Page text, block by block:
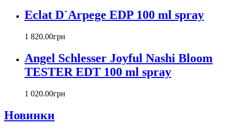
Canali
Carla Fracci
Carlos Moya
Caron
Cartier
Chanel
Charriol
Chloe
Eclat D`Arpege EDP 100 ml spray
1 820.00грн
Angel Schlesser Joyful Nashi Bloom
TESTER EDT 100 ml spray
1 020.00грн
Новинки